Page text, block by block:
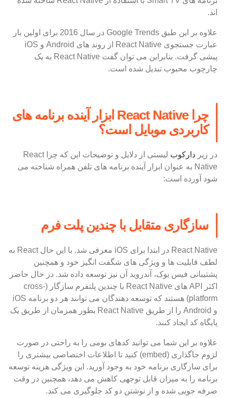
اند.
علاوه بر این طبق Google Trends در سال 2016 برای اولین بار
عبارت جستجوی React Native از روند های Android و iOS
پیشی گرفت. بنابراین می توان گفت React Native به یک
چارچوب محبوب تبدیل شده است.
چرا React Native ابزار آینده برنامه های
کاربردی موبایل است؟
در زیر دارکوب
لیستی از دلایل و توضیحات این که چرا React
Native به عنوان ابزار آینده برنامه های تلفن همراه شناخته می
شود آورده است:
سازگاری متقابل با چندین پلت فرم
React Native در ابتدا برای iOS معرفی شد. با این حال React به
لطف قابلیت ها و ویژگی های شگفت انگیز خود و همچنین
پشتیبانی فیس بوک، آندروید آن نیز توسعه داده شد. در حال حاضر
اکثر API های React Native با چندین پلتفرم سازگار (cross-
platform) هستند که توسعه دهندگان می توانند هر دو برنامه iOS
و Android را از طریق React Native بطور همزمان از طریق یک
پایگاه کد ایجاد کنند.
علاوه بر این شما می توانید کدهای بومی را به راحتی در صورت
لزوم جاگذاری (embed) کنید تا اطلاعات اختصاصی بیشتری را
برای سازگاری برنامه خود به وجود آورید. این ویژگی هزینه توسعه
برنامه را به میزان قابل توجهی کاهش می دهد، همچنین در وقت
صرفه جویی شده و از نوشتن دو کد جلوگیری می کند.